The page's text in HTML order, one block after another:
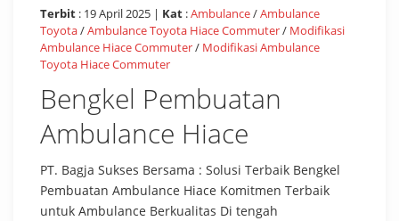
Terbit : 19 April 2025 | Kat :Ambulance/Ambulance
Toyota/Ambulance Toyota Hiace Commuter/ Modifikasi
Ambulance Hiace Commuter/ Modifikasi Ambulance
Toyota Hiace Commuter
Bengkel Pembuatan
Ambulance Hiace
PT. Bagja Sukses Bersama : Solusi Terbaik Bengkel
Pembuatan Ambulance Hiace Komitmen Terbaik
untuk Ambulance Berkualitas Di tengah